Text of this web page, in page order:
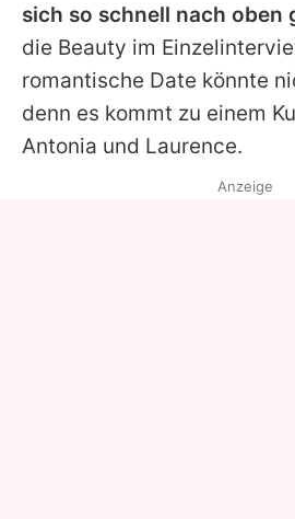
sich so schnell nach oben
die Beauty im
romantische Date könnte
denn es kommt zu einem
Antonia und Laurence.
Anzeige